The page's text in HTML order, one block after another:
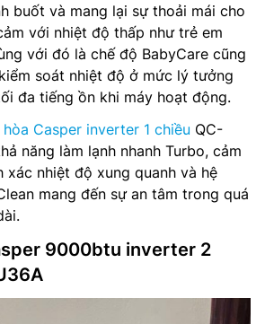
buốt và mang lại sự thoải mái cho
với nhiệt độ thấp như trẻ em
với đó là chế độ BabyCare cũng
soát nhiệt độ ở mức lý tưởng
đa tiếng ồn khi máy hoạt động.
Casper inverter 1 chiều QC-
năng làm lạnh nhanh Turbo, cảm
xác nhiệt độ xung quanh và hệ
mang đến sự an tâm trong quá
9000btu inverter 2